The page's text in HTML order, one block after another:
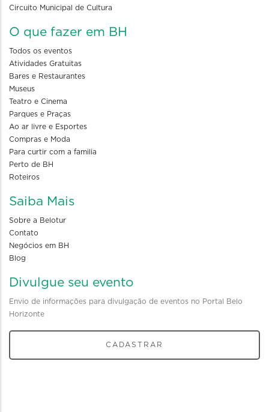
Circuito Municipal de Cultura
O que fazer em BH
Todos os eventos
Atividades Gratuitas
Bares e Restaurantes
Museus
Teatro e Cinema
Parques e Praças
Ao ar livre e Esportes
Compras e Moda
Para curtir com a familia
Perto de BH
Roteiros
Saiba Mais
Sobre a Belotur
Contato
Negócios em BH
Blog
Divulgue seu evento
Envio de informações para divulgação de eventos no Portal Belo
Horizonte
CADASTRAR